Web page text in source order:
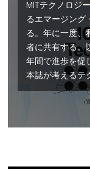
MITテクノロジ
るエマージング
る。年に一度、
者に共有する。
年間で進歩を促
本誌が考えるテ